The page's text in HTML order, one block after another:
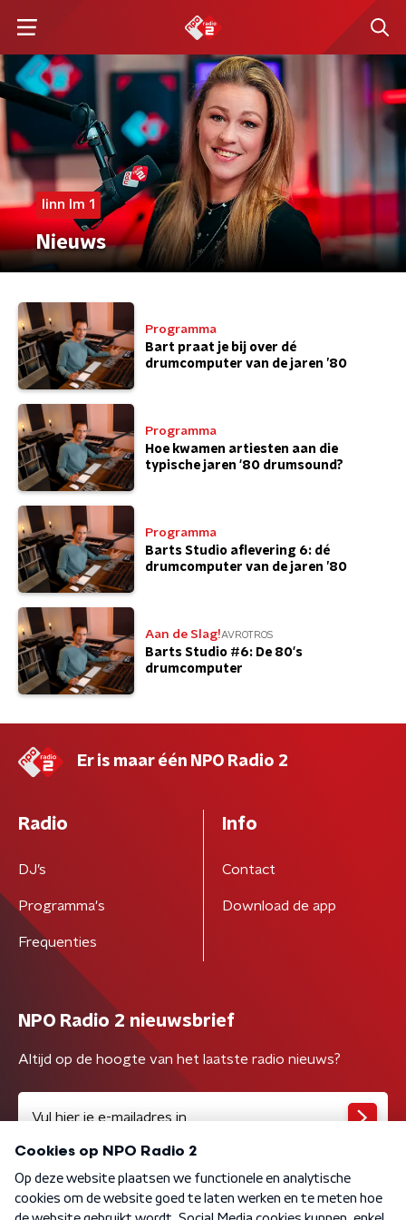
linn lm 1
Nieuws
Programma
Bart praat je bij over dé
drumcomputer van de jaren ’80
Programma
Hoe kwamen artiesten aan die
typische jaren '80 drumsound?
Programma
Barts Studio aflevering 6: dé
drumcomputer van de jaren ’80
Aan de Slag!AVROTROS
Barts Studio #6: De 80's
drumcomputer
Er is maar één NPO Radio 2
Radio
DJ’s
Programma's
Frequenties
Info
Contact
Download de app
NPO Radio 2 nieuwsbrief
Altijd op de hoogte van het laatste radio nieuws?